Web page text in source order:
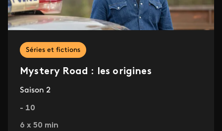
Séries et fictions
Mystery Road : les origines
Saison 2
- 10
6 x 50 min